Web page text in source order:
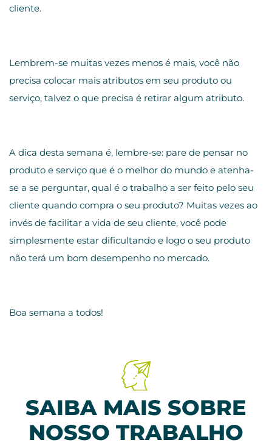
cliente.
Lembrem-se muitas vezes menos é mais, você não
precisa colocar mais atributos em seu produto ou
serviço, talvez o que precisa é retirar algum atributo.
A dica desta semana é, lembre-se: pare de pensar no
produto e serviço que é o melhor do mundo e atenha-
se a se perguntar, qual é o trabalho a ser feito pelo seu
cliente quando compra o seu produto? Muitas vezes ao
invés de facilitar a vida de seu cliente, você pode
simplesmente estar dificultando e logo o seu produto
não terá um bom desempenho no mercado.
Boa semana a todos!
SAIBA MAIS SOBRE
NOSSO TRABALHO